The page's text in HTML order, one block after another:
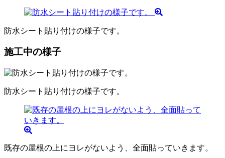
防水シート貼り付けの様子です。
施工中の様子
防水シート貼り付けの様子です。
既存の屋根の上にヨレがないよう、全面貼っていきます。